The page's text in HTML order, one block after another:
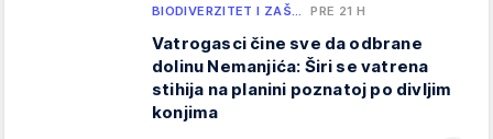
BIODIVERZITET I ZAŠ… PRE 21 H
Vatrogasci čine sve da odbrane
dolinu Nemanjića: Širi se vatrena
stihija na planini poznatoj po divljim
konjima